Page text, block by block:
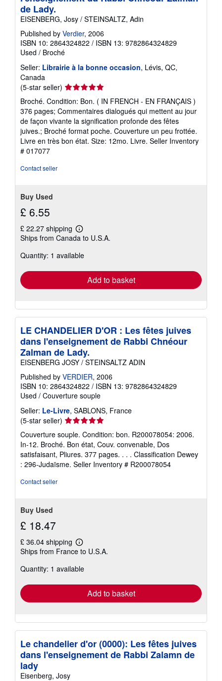
de Lady.
EISENBERG, Josy / STEINSALTZ, Adin
Published by Verdier, 2006
ISBN 10: 2864324822 / ISBN 13: 9782864324829
Used / Broché
Seller: Librairie à la bonne occasion, Lévis, QC,
Canada
(5-star seller) Seller
rating
5
out
of
5
stars
Broché. Condition: Bon. ( IN FRENCH - EN FRANÇAIS )
376 pages; Commentaires dialogués qui mettent au jour
de façon vivante la signification profonde des fêtes
juives.; Broché format poche. Couverture un peu frottée.
Livre en très bon état. Size: 12mo. Livre. Seller Inventory
# 017077
Contact seller
Buy Used
£ 6.55
£ 22.27 shipping
Learn
more
shipping
Ships from Canada to U.S.A.
Quantity: 1 available
Add to basket
LE CHANDELIER D'OR : Les fêtes juives
dans l'enseignement de Rabbi Chnéour
Zalman de Lady.
EISENBERG JOSY / STEINSALTZ ADIN
Published by VERDIER, 2006
ISBN 10: 2864324822 / ISBN 13: 9782864324829
Used / Couverture souple
Seller: Le-Livre, SABLONS, France
(5-star seller) Seller
rating
5
out
of
5
Couverture souple. Condition: bon. R200078054: 2006.
In-12. Broché. Bon état, Couv. convenable, Dos
satisfaisant, Pliures. 377 pages. . . . Classification Dewey
: 296-Judaïsme. Seller Inventory # R200078054
Contact seller
Buy Used
£ 18.47
£ 36.04 shipping
Learn
more
shipping
Ships from France to U.S.A.
Quantity: 1 available
Add to basket
Le chandelier d'or (0000): Les fêtes juives
dans l'enseignement de Rabbi Zalamn de
lady
Eisenberg, Josy